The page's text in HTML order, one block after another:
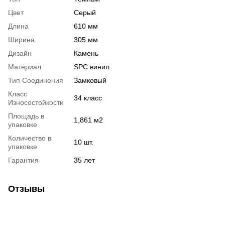
Цвет
Серый
Длина
610 мм
Ширина
305 мм
Дизайн
Камень
Материал
SPC винил
Тип Соединения
Замковый
Класс
Износостойкости
34 класс
Площадь в
упаковке
1,861 м2
Количество в
упаковке
10 шт.
Гарантия 35 лет
Отзывы